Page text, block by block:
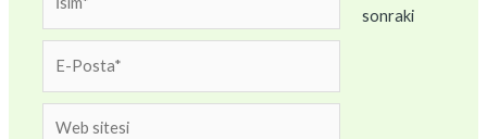
Posta*
sonraki